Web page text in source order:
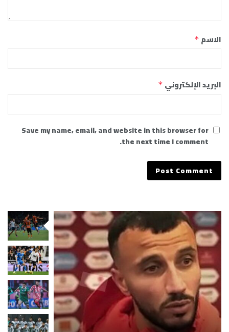
الاسم *
البريد الإلكتروني *
Save my name, email, and website in this browser for
the next time I comment.